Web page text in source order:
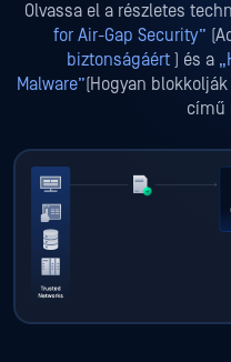
Olvassa el a részletes
for Air-Gap Security”
biztonságáért) és a
Malware”(Hogyan
című